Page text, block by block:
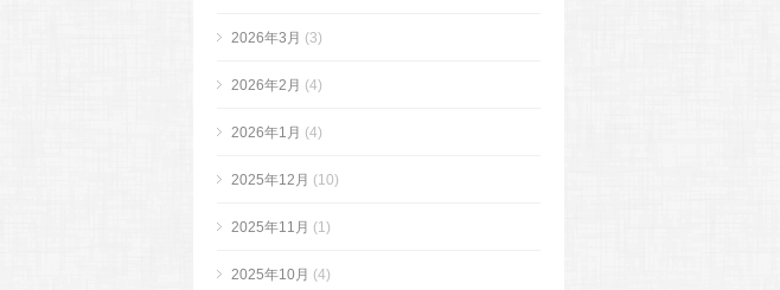
2026年3月 (3)
2026年2月 (4)
2026年1月 (4)
2025年12月 (10)
2025年11月 (1)
2025年10月 (4)